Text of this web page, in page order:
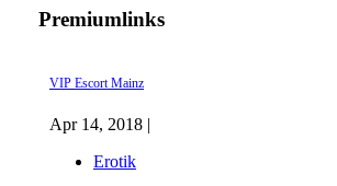
Premiumlinks
VIP Escort Mainz
Apr 14, 2018 |
Erotik